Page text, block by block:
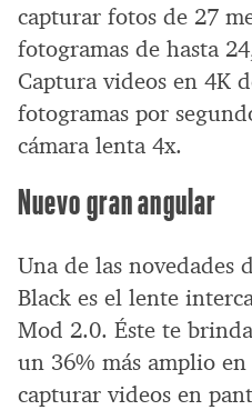
capturar fotos de 27
fotogramas de hasta
Captura videos en 4K
fotogramas por
cámara lenta 4x.
Nuevo gran angular
Una de las novedades
Black es el lente
Mod 2.0. Éste te
un 36% más amplio
capturar videos en